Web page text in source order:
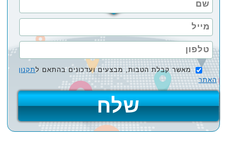
מאשר קבלת הטבות, מבצעים ועדכונים בהתאם לתקנון
האתר